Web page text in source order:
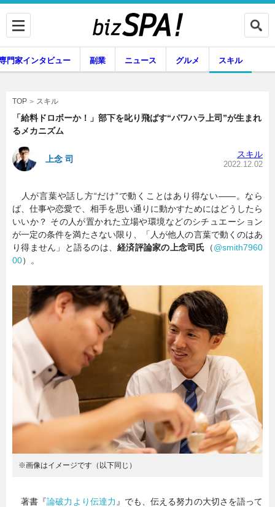
専門家インタビュー
副業 ニュース
グルメ スキル
暮らし エンタメ
門家インタビュー 副業 ニュース グルメ スキル
TOP スキル
「給料ドロボーか！」部下を叱り飛ばす“パワハラ上司”が生まれ
るメカニズム
上念 司 スキル
2022.12.02
人が言葉や話し方“だけ”で動くことはあり得ない――。なら
ば、仕事や恋愛で、相手を思い通りに動かすためにはどうしたら
いいか？ その人が置かれた立場や環境などのシチュエーション
が一定の条件を満たさない限り、「人が他人の言葉で動くのはあ
り得ません」と語るのは、経済評論家の上念司氏 （@smith7960
00）。
※画像はイメージです（以下同じ）
著書『論破力より伝達力 』でも、伝える努力の大切さを語って